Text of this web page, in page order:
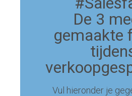
De 3
gemaakte
Vul hieronder je